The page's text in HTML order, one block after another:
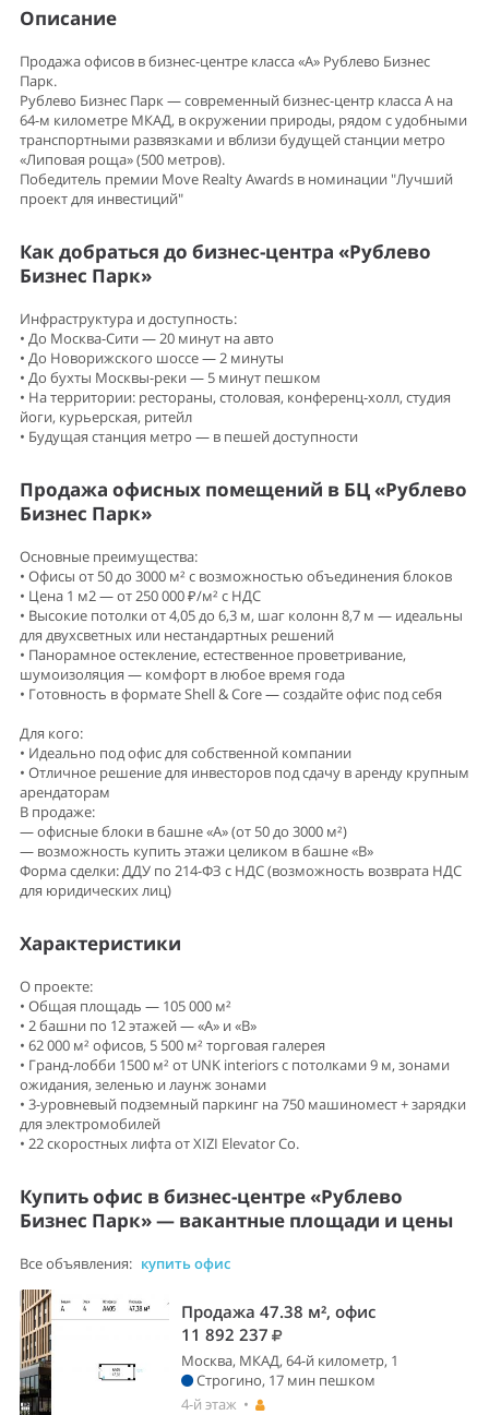
Описание
Продажа офисов в бизнес-центре класса «А» Рублево Бизнес
Парк.
Рублево Бизнес Парк — современный бизнес-центр класса А на
64-м километре МКАД, в окружении природы, рядом с удобными
транспортными развязками и вблизи будущей станции метро
«Липовая роща» (500 метров).
Победитель премии Move Realty Awards в номинации "Лучший
проект для инвестиций"
Как добраться до бизнес-центра «Рублево
Бизнес Парк»
Инфраструктура и доступность:
• До Москва-Сити — 20 минут на авто
• До Новорижского шоссе — 2 минуты
• До бухты Москвы-реки — 5 минут пешком
• На территории: рестораны, столовая, конференц-холл, студия
йоги, курьерская, ритейл
• Будущая станция метро — в пешей доступности
Продажа офисных помещений в БЦ «Рублево
Бизнес Парк»
Основные преимущества:
• Офисы от 50 до 3000 м² с возможностью объединения блоков
• Цена 1 м2 — от 250 000 ₽/м² с НДС
• Высокие потолки от 4,05 до 6,3 м, шаг колонн 8,7 м — идеальны
для двухсветных или нестандартных решений
• Панорамное остекление, естественное проветривание,
шумоизоляция — комфорт в любое время года
• Готовность в формате Shell & Core — создайте офис под себя
Для кого:
• Идеально под офис для собственной компании
• Отличное решение для инвесторов под сдачу в аренду крупным
арендаторам
В продаже:
— офисные блоки в башне «А» (от 50 до 3000 м²)
— возможность купить этажи целиком в башне «В»
Форма сделки: ДДУ по 214-ФЗ с НДС (возможность возврата НДС
для юридических лиц)
Характеристики
О проекте:
• Общая площадь — 105 000 м²
• 2 башни по 12 этажей — «А» и «В»
• 62 000 м² офисов, 5 500 м² торговая галерея
• Гранд-лобби 1500 м² от UNK interiors с потолками 9 м, зонами
ожидания, зеленью и лаунж зонами
• 3-уровневый подземный паркинг на 750 машиномест + зарядки
для электромобилей
• 22 скоростных лифта от XIZI Elevator Co.
Купить офис в бизнес-центре «Рублево
Бизнес Парк» — вакантные площади и цены
Все объявления: купить офис
Продажа 47.38 м², офис
11 892 237
Москва, МКАД, 64-й километр, 1
Строгино, 17 мин пешком
4-й этаж •